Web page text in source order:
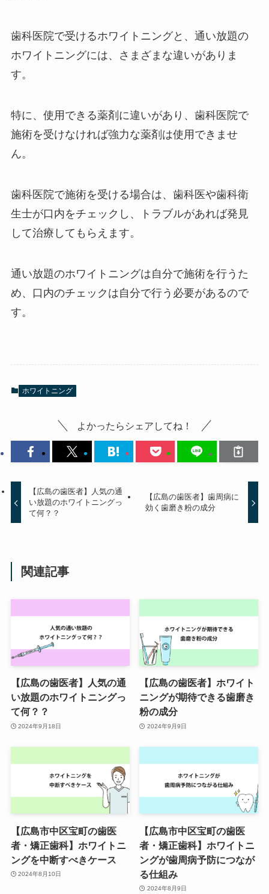
歯科医院で受けるホワイトニングと、通い放題の
ホワイトニングには、さまざまな違いがありま
す。
特に、使用できる薬剤に違いがあり、歯科医院で
施術を受けなければ強力な薬剤は使用できませ
ん。
歯科医院で施術を受ける場合は、歯科医や歯科衛
生士が口内をチェックし、トラブルがあれば発見
して治療してもらえます。
通い放題のホワイトニングは自分で施術を行うた
め、口内のチェックは自分で行う必要があるので
す。
ホワイトニング
よかったらシェアしてね！
【広島の歯医者】人気の通
い放題のホワイトニングっ
て何？？
【広島の歯医者】歯周病に
効く歯磨き粉の成分
関連記事
【広島の歯医者】人気の通
い放題のホワイトニングっ
て何？？
2024年9月18日
【広島の歯医者】ホワイト
ニングが期待できる歯磨き
粉の成分
2024年9月9日
【広島市中区宝町の歯医
者・矯正歯科】ホワイトニ
ングを中断すべきケース
2024年8月10日
【広島市中区宝町の歯医
者・矯正歯科】ホワイトニ
ングが歯周病予防につなが
る仕組み
2024年8月9日